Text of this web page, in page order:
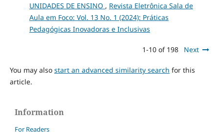
UNIDADES DE ENSINO , Revista Eletrônica Sala de
Aula em Foco: Vol. 13 No. 1 (2024): Práticas
Pedagógicas Inovadoras e Inclusivas
1-10 of 198 Next
You may also start an advanced similarity search for this
article.
Information
For Readers